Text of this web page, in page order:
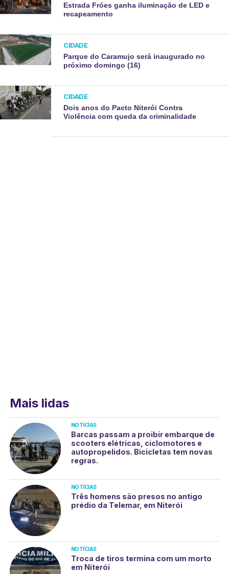
Estrada Fróes ganha iluminação de LED e
recapeamento
CIDADE
Parque do Caramujo será inaugurado no
próximo domingo (16)
CIDADE
Dois anos do Pacto Niterói Contra
Violência com queda da criminalidade
Mais lidas
NOTÍCIAS
Barcas passam a proibir embarque de
scooters elétricas, ciclomotores e
autopropelidos. Bicicletas tem novas
regras.
NOTÍCIAS
Três homens são presos no antigo
prédio da Telemar, em Niterói
NOTÍCIAS
Troca de tiros termina com um morto
em Niterói